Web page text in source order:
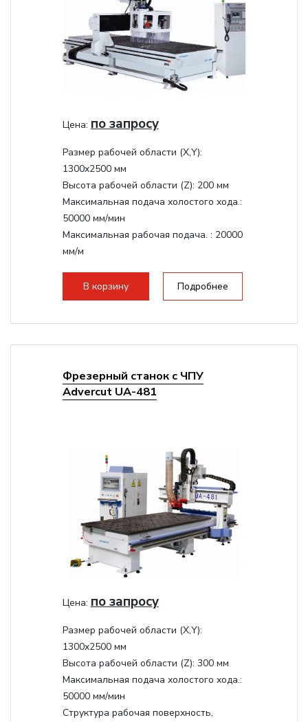
Цена: по запросу
Размер рабочей области (Х,Y):
1300x2500 мм
Высота рабочей области (Z): 200 мм
Максимальная подача холостого хода.:
50000 мм/мин
Максимальная рабочая подача. : 20000
мм/м
стандартно:Вакуумный стол
Цанговый патрон:ER32
В корзину Подробнее
Фрезерный станок с ЧПУ
Advercut UA-481
Цена: по запросу
Размер рабочей области (Х,Y):
1300x2500 мм
Высота рабочей области (Z): 300 мм
Максимальная подача холостого хода.:
50000 мм/мин
Структура рабочая поверхность,